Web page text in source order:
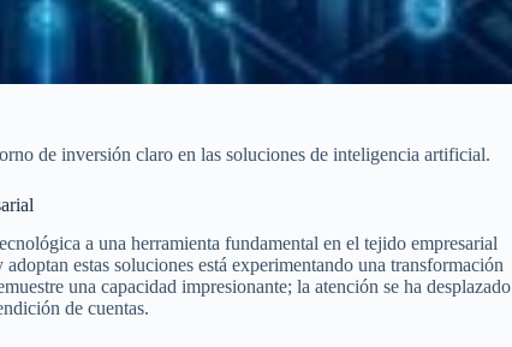
de inversión claro en las soluciones de inteligencia artificial.
a una herramienta fundamental en el tejido empresarial
estas soluciones está experimentando una transformación
una capacidad impresionante; la atención se ha desplazado
de cuentas.